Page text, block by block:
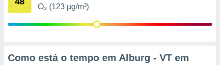
O₃ (123 µg/m³)
Como está o tempo em Alburg - VT em